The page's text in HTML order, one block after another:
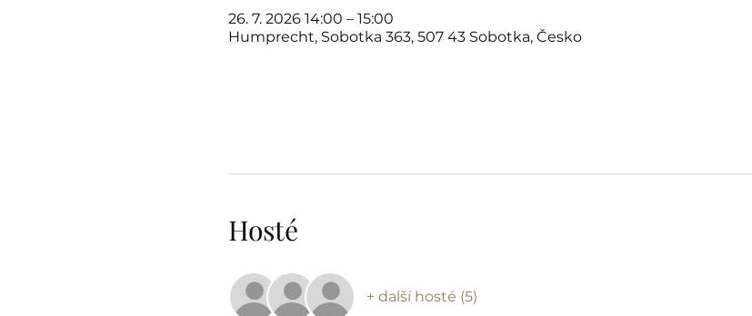
26. 7. 2026 14:00 – 15:00
Humprecht, Sobotka 363, 507 43 Sobotka, Česko
Hosté
+ další hosté (5)